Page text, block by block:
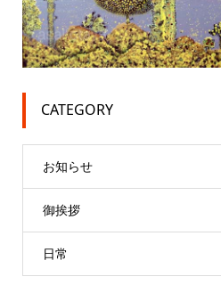
CATEGORY
お知らせ
御挨拶
日常